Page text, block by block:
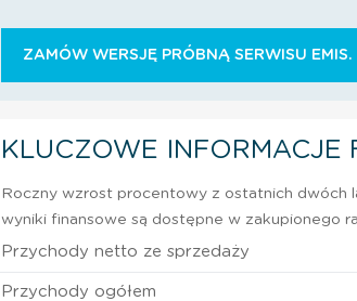
ZAMÓW WERSJĘ PRÓBNĄ SERWISU EMIS.
KLUCZOWE INFORMACJE
Roczny wzrost procentowy z ostatnich dwóch
wyniki finansowe są dostępne w zakupionego
Przychody netto ze sprzedaży
Przychody ogółem